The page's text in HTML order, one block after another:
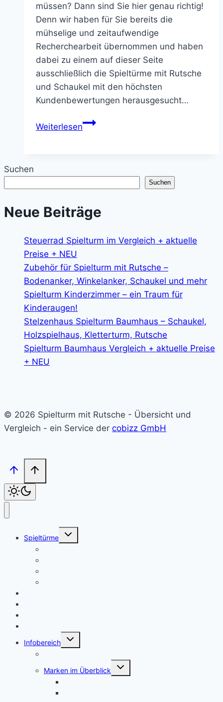
müssen? Dann sind Sie hier genau richtig!
Denn wir haben für Sie bereits die
mühselige und zeitaufwendige
Recherchearbeit übernommen und haben
dabei zu einem auf dieser Seite
ausschließlich die Spieltürme mit Rutsche
und Schaukel mit den höchsten
Kundenbewertungen herausgesucht…
WeiterlesenSpielturm
Schaukel
Vergleich
aktuelle
+
Suchen
Suchen
Neue Beiträge
Steuerrad Spielturm im Vergleich + aktuelle
Preise + NEU
Zubehör für Spielturm mit Rutsche –
Bodenanker, Winkelanker, Schaukel und mehr
Spielturm Kinderzimmer – ein Traum für
Kinderaugen!
Stelzenhaus Spielturm Baumhaus – Schaukel,
Holzspielhaus, Kletterturm, Rutsche
Spielturm Baumhaus Vergleich + aktuelle Preise
+ NEU
© 2026 Spielturm mit Rutsche - Übersicht und
Vergleich - ein Service der cobizz GmbH
Spieltürme
Untermenü
Infobereich
Untermenü
Marken im Überblick
Untermenü